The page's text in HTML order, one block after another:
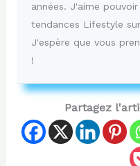
années. J'aime
tendances Lifestyle
J'espère que vous
!
Partagez